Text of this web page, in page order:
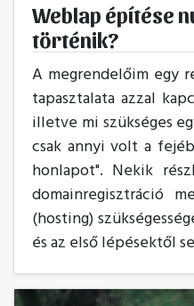
Weblap építése
történik?
A megrendelőim egy
tapasztalata azzal
illetve mi szükséges
csak annyi volt a
honlapot". Nekik
domainregisztráció
(hosting)
és az első lépésektől